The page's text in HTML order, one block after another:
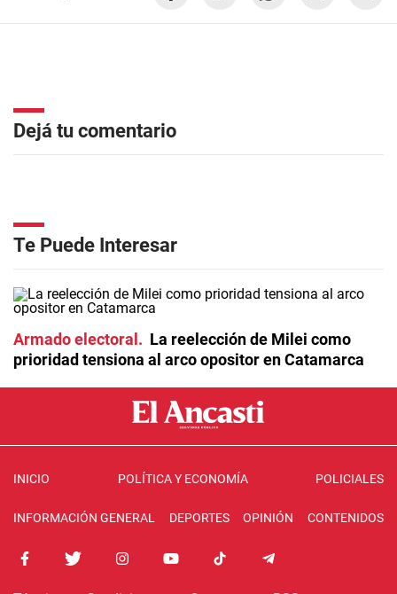
Dejá tu comentario
Te Puede Interesar
Armado electoral
La reelección de Milei como
prioridad tensiona al arco opositor en Catamarca
INICIO POLÍTICA Y ECONOMÍA POLICIALES
INFORMACIÓN GENERAL DEPORTES OPINIÓN CONTENIDOS